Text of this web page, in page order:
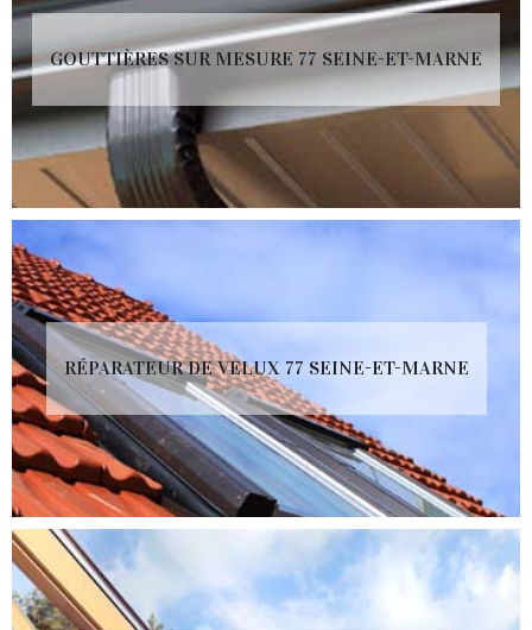
GOUTTIÈRES SUR MESURE 77 SEINE-ET-MARNE
RÉPARATEUR DE VELUX 77 SEINE-ET-MARNE